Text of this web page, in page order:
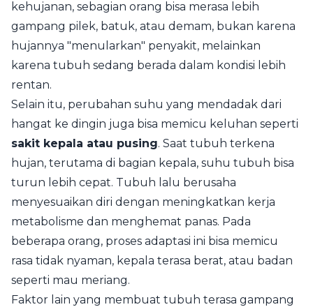
kehujanan, sebagian orang bisa merasa lebih
gampang pilek, batuk, atau demam, bukan karena
hujannya "menularkan" penyakit, melainkan
karena tubuh sedang berada dalam kondisi lebih
rentan.
Selain itu, perubahan suhu yang mendadak dari
hangat ke dingin juga bisa memicu keluhan seperti
sakit kepala atau pusing. Saat tubuh terkena
hujan, terutama di bagian kepala, suhu tubuh bisa
turun lebih cepat. Tubuh lalu berusaha
menyesuaikan diri dengan meningkatkan kerja
metabolisme dan menghemat panas. Pada
beberapa orang, proses adaptasi ini bisa memicu
rasa tidak nyaman, kepala terasa berat, atau badan
seperti mau meriang.
Faktor lain yang membuat tubuh terasa gampang